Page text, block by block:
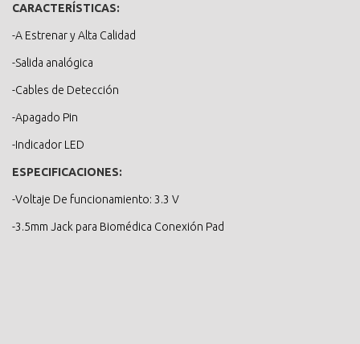
CARACTERÍSTICAS:
-A Estrenar y Alta Calidad
-Salida analógica
-Cables de Detección
-Apagado Pin
-Indicador LED
ESPECIFICACIONES:
-Voltaje De funcionamiento: 3.3 V
-3.5mm Jack para Biomédica Conexión Pad